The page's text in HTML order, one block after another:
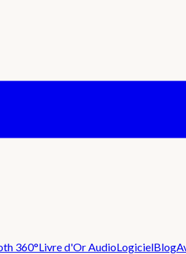
360°Livre d'Or AudioLogicielBlog